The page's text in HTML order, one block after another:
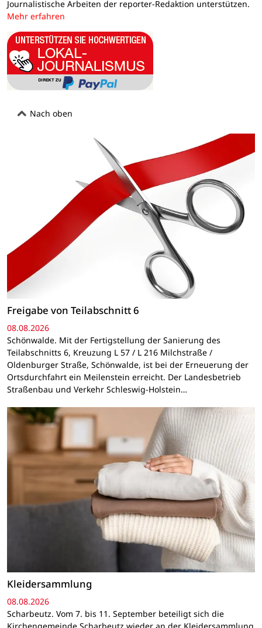
Journalistische Arbeiten der reporter-Redaktion unterstützen.
Mehr erfahren
Nach oben
Freigabe von Teilabschnitt 6
08.08.2026
Schönwalde. Mit der Fertigstellung der Sanierung des
Teilabschnitts 6, Kreuzung L 57 / L 216 Milchstraße /
Oldenburger Straße, Schönwalde, ist bei der Erneuerung der
Ortsdurchfahrt ein Meilenstein erreicht. Der Landesbetrieb
Straßenbau und Verkehr Schleswig-Holstein…
Kleidersammlung
08.08.2026
Scharbeutz. Vom 7. bis 11. September beteiligt sich die